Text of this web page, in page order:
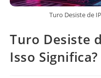
Turo Desiste de
Turo Desiste
Isso Significa?